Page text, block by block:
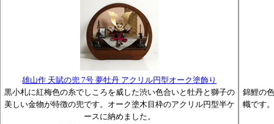
雄山作 天賦の兜 7号 夢牡丹 アクリル円型オーク塗飾り
黒小札に紅梅色の糸でしころを威した渋い色合いと牡丹と獅子の
美しい金物が特徴の兜です。オーク塗木目枠のアクリル円型半ケ
ースに納めました。
錦鯉の
幟です